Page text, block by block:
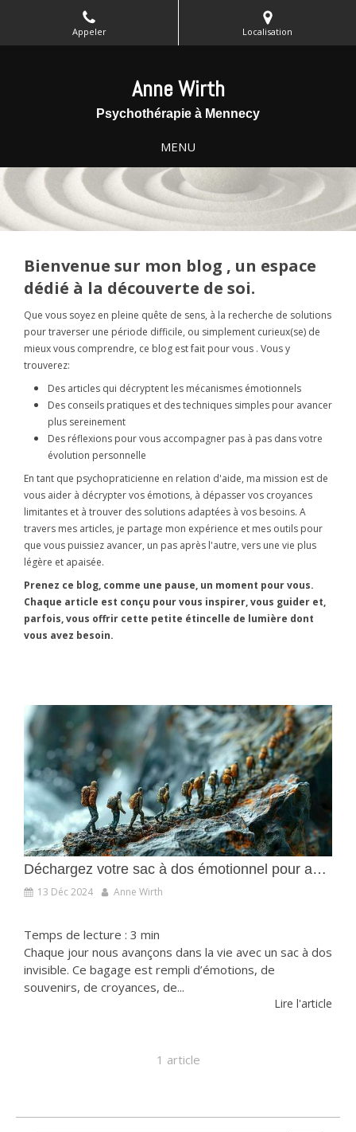
Appeler Localisation
Anne Wirth
Psychothérapie à Mennecy
MENU
Bienvenue sur mon blog , un espace
dédié à la découverte de soi.
Que vous soyez en pleine quête de sens, à la recherche de solutions
pour traverser une période difficile, ou simplement curieux(se) de
mieux vous comprendre, ce blog est fait pour vous . Vous y
trouverez:
Des articles qui décryptent les mécanismes émotionnels
Des conseils pratiques et des techniques simples pour avancer
plus sereinement
Des réflexions pour vous accompagner pas à pas dans votre
évolution personnelle
En tant que psychopraticienne en relation d'aide, ma mission est de
vous aider à décrypter vos émotions, à dépasser vos croyances
limitantes et à trouver des solutions adaptées à vos besoins. A
travers mes articles, je partage mon expérience et mes outils pour
que vous puissiez avancer, un pas après l'autre, vers une vie plus
légère et apaisée.
Prenez ce blog, comme une pause, un moment pour vous.
Chaque article est conçu pour vous inspirer, vous guider et,
parfois, vous offrir cette petite étincelle de lumière dont
vous avez besoin.
Déchargez votre sac à dos émotionnel pour avancer en pleine sérénité
13 Déc 2024 Anne Wirth
Temps de lecture : 3 min
Chaque jour nous avançons dans la vie avec un sac à dos
invisible. Ce bagage est rempli d’émotions, de
souvenirs, de croyances, de...
Lire l'article
1 article